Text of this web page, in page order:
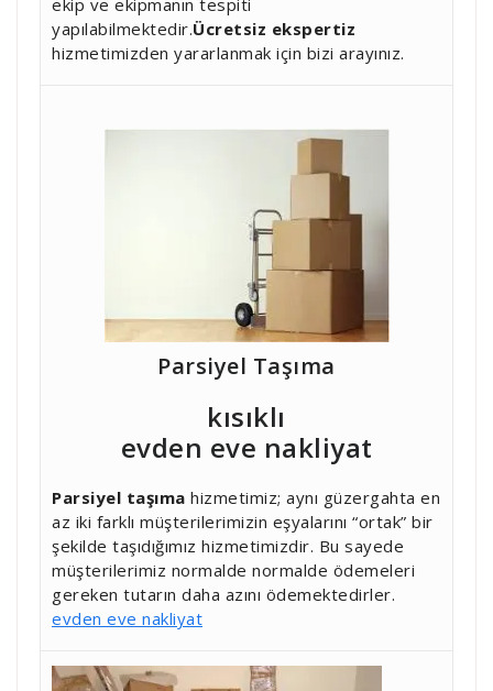
ekip ve ekipmanın tespiti
yapılabilmektedir.Ücretsiz ekspertiz
hizmetimizden yararlanmak için bizi arayınız.
Parsiyel Taşıma
kısıklı
evden eve nakliyat
Parsiyel taşıma hizmetimiz; aynı güzergahta en
az iki farklı müşterilerimizin eşyalarını “ortak” bir
şekilde taşıdığımız hizmetimizdir. Bu sayede
müşterilerimiz normalde normalde ödemeleri
gereken tutarın daha azını ödemektedirler.
evden eve nakliyat